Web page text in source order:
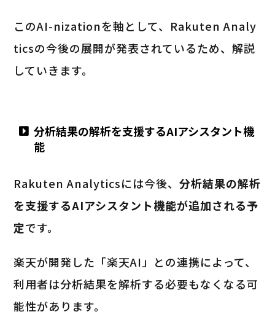
このAI-nizationを軸として、Rakuten Analy
ticsの今後の展開が発表されているため、解説
していきます。
分析結果の解析を支援するAIアシスタント機
能
Rakuten Analyticsには今後、分析結果の解析
を支援するAIアシスタント機能が追加される予
定です。
楽天が開発した「楽天AI」との連携によって、
利用者は分析結果を解析する必要もなくなる可
能性があります。